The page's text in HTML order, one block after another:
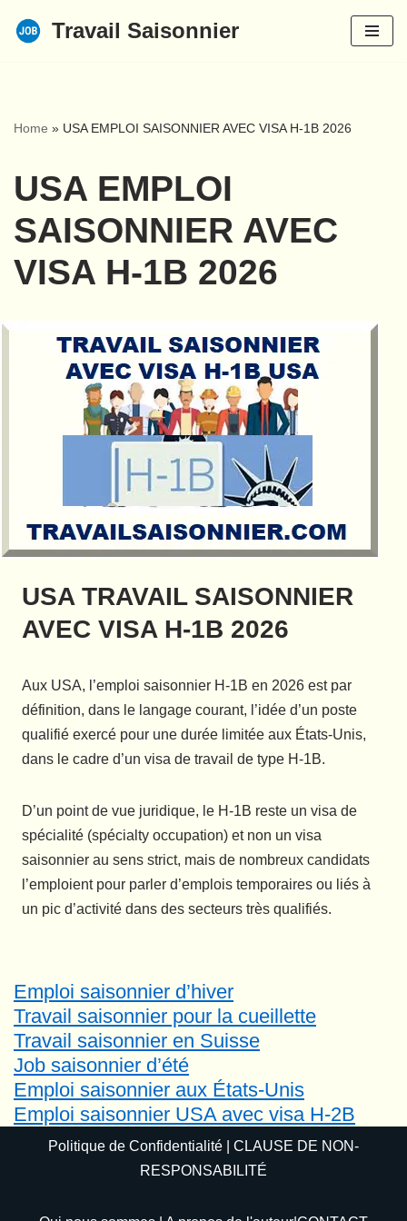
Travail Saisonnier
Home » USA EMPLOI SAISONNIER AVEC VISA H-1B 2026
USA EMPLOI
SAISONNIER AVEC
VISA H-1B 2026
USA TRAVAIL SAISONNIER
AVEC VISA H-1B 2026
Aux USA, l’emploi saisonnier H-1B en 2026 est par
définition, dans le langage courant, l’idée d’un poste
qualifié exercé pour une durée limitée aux États-Unis,
dans le cadre d’un visa de travail de type H-1B.
D’un point de vue juridique, le H-1B reste un visa de
spécialité (spécialty occupation) et non un visa
saisonnier au sens strict, mais de nombreux candidats
l’emploient pour parler d’emplois temporaires ou liés à
un pic d’activité dans des secteurs très qualifiés.
Emploi saisonnier d’hiver
Travail saisonnier pour la cueillette
Travail saisonnier en Suisse
Job saisonnier d’été
Emploi saisonnier aux États-Unis
Emploi saisonnier USA avec visa H-2B
Politique de Confidentialité
CLAUSE DE NON-
RESPONSABILITÉ